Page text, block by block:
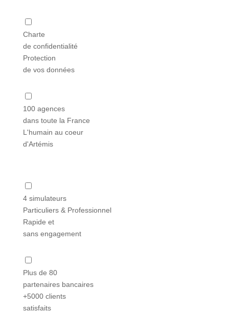
Charte
de confidentialité
Protection
de vos données
100 agences
dans toute la France
L'humain au coeur
d'Artémis
4 simulateurs
Particuliers & Professionnel
Rapide et
sans engagement
Plus de 80
partenaires bancaires
+5000 clients
satisfaits